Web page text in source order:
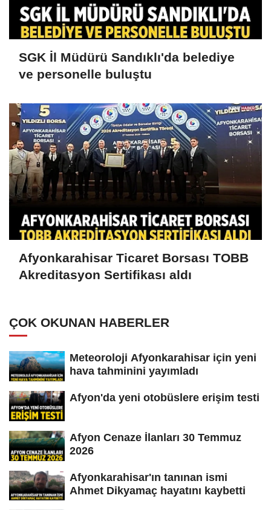
SGK İl Müdürü Sandıklı'da belediye
ve personelle buluştu
Afyonkarahisar Ticaret Borsası TOBB
Akreditasyon Sertifikası aldı
ÇOK OKUNAN HABERLER
Meteoroloji Afyonkarahisar için yeni
hava tahminini yayımladı
Afyon'da yeni otobüslere erişim testi
Afyon Cenaze İlanları 30 Temmuz
2026
Afyonkarahisar'ın tanınan ismi
Ahmet Dikyamaç hayatını kaybetti